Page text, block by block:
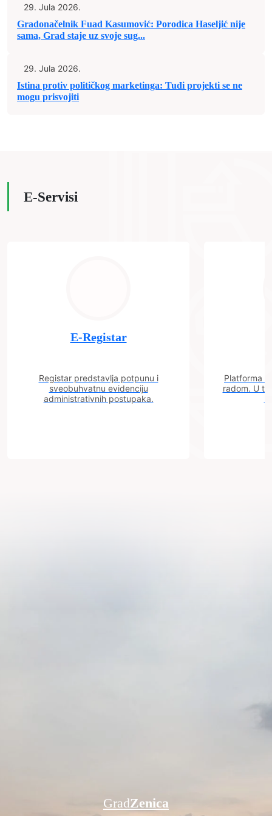
29. Jula 2026.
Gradonačelnik Fuad Kasumović: Porodica Haseljić nije
sama, Grad staje uz svoje sug...
29. Jula 2026.
Istina protiv političkog marketinga: Tuđi projekti se ne
mogu prisvojiti
E-Servisi
E-Registar
Registar predstavlja potpunu i
sveobuhvatnu evidenciju
administrativnih postupaka.
Platforma
radom. U
GradZenica